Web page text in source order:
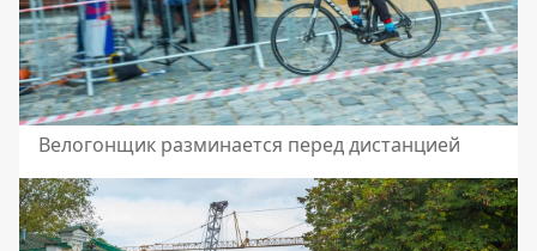
Велогонщик разминается перед дистанцией